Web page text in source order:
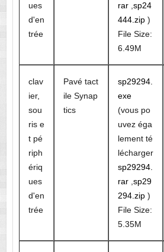
ues
d'en
trée
rar, sp24
444.zip)
File Size:
6.49M
clav
ier,
sou
ris e
t pé
riph
ériq
ues
d'en
trée
Pavé tact
ile Synap
tics
sp29294.
exe
(vous po
uvez éga
lement té
lécharger
sp29294.
rar, sp29
294.zip)
File Size:
5.35M